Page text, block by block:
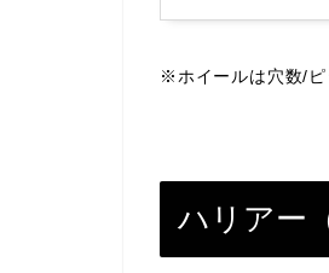
※ホイールは穴数/ピ
ハリアー